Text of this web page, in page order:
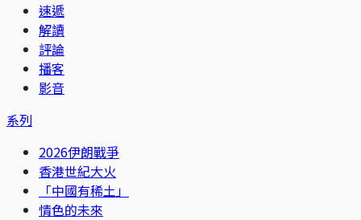
速遞
解讀
評論
播客
影音
系列
2026伊朗戰爭
香港世紀大火
「中國有稀土」
情色的未來